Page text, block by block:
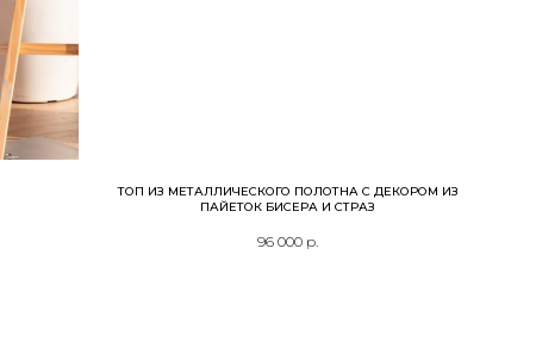
ТОП ИЗ МЕТАЛЛИЧЕСКОГО ПОЛОТНА С ДЕКОРОМ ИЗ
ПАЙЕТОК БИСЕРА И СТРАЗ
96 000 р.